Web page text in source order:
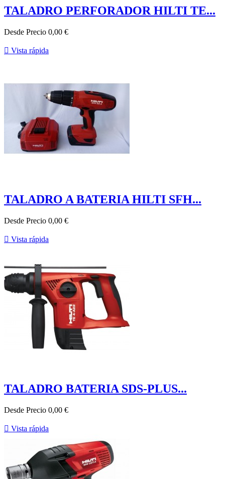
TALADRO PERFORADOR HILTI TE...
Desde Precio 0,00 €
 Vista rápida
TALADRO A BATERIA HILTI SFH...
Desde Precio 0,00 €
 Vista rápida
TALADRO BATERIA SDS-PLUS...
Desde Precio 0,00 €
 Vista rápida